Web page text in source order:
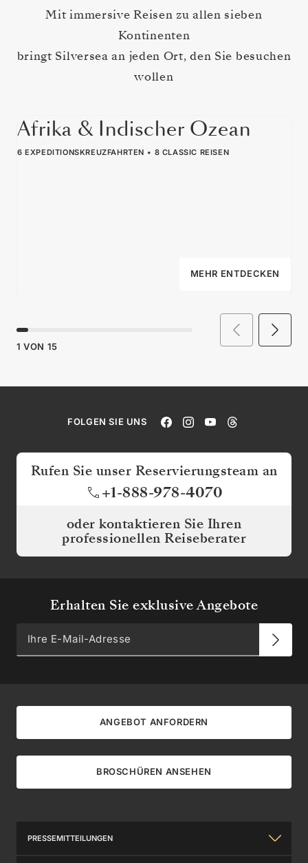
Mit immersive Reisen zu allen sieben
Kontinenten
bringt Silversea an jeden Ort, den Sie besuchen
wollen
Afrika & Indischer Ozean
6 EXPEDITIONSKREUZFAHRTEN 8 CLASSIC REISEN
MEHR ENTDECKEN
1 VON 15
FOLGEN SIE UNS
Rufen Sie unser Reservierungsteam an
+1-888-978-4070
oder kontaktieren Sie Ihren
professionellen Reiseberater
Erhalten Sie exklusive Angebote
ANGEBOT ANFORDERN
BROSCHÜREN ANSEHEN
PRESSEMITTEILUNGEN